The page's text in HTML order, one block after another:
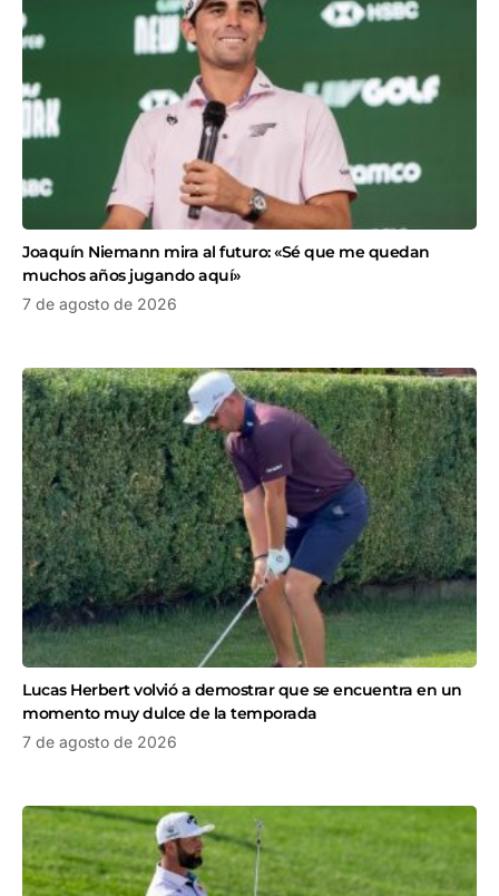
Joaquín Niemann mira al futuro: «Sé que me quedan
muchos años jugando aquí»
7 de agosto de 2026
Lucas Herbert volvió a demostrar que se encuentra en un
momento muy dulce de la temporada
7 de agosto de 2026